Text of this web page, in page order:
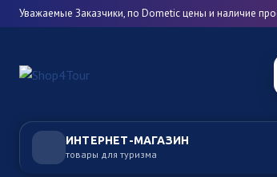
Уважаемые Заказчики, по Dometic цены и наличие
ИНТЕРНЕТ-МАГАЗИН
товары для туризма